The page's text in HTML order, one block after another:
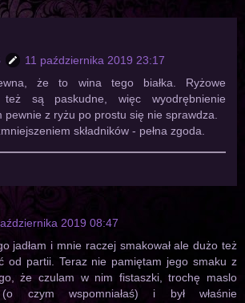
11 października 2019 23:17
że to wina tego białka. Ryżowe
też są paskudne, więc wyodrębnienie
pewnie z ryżu po prostu się nie sprawdza.
składników - pełna zgoda.
2019 08:47
jadłam i mnie raczej smakował ale dużo też
od partii. Teraz nie pamiętam jego smaku z
że czulam w nim fistaszki, trochę maslo
(o czym wspomniałaś) i był właśnie